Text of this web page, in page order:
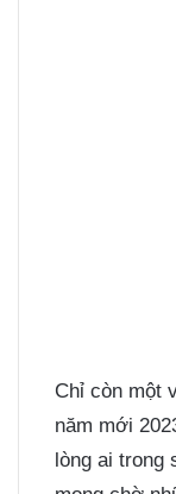
Chỉ còn một
năm mới
lòng ai trong